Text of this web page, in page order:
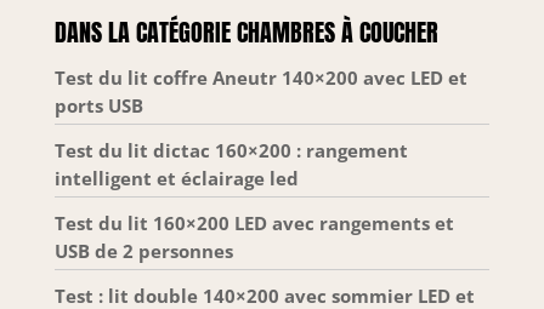
DANS LA CATÉGORIE CHAMBRES À COUCHER
Test du lit coffre Aneutr 140×200 avec LED et
ports USB
Test du lit dictac 160×200 : rangement
intelligent et éclairage led
Test du lit 160×200 LED avec rangements et
USB de 2 personnes
Test : lit double 140×200 avec sommier LED et